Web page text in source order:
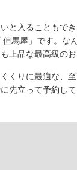
と入ることもで
馬屋」です。な
上品な最高級の
くりに最適な、
先立って予約し